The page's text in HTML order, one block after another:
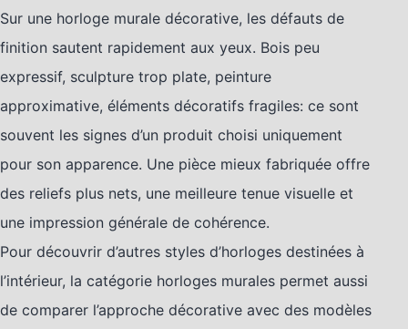
Sur une horloge murale décorative, les défauts de
finition sautent rapidement aux yeux. Bois peu
expressif, sculpture trop plate, peinture
approximative, éléments décoratifs fragiles: ce sont
souvent les signes d’un produit choisi uniquement
pour son apparence. Une pièce mieux fabriquée offre
des reliefs plus nets, une meilleure tenue visuelle et
une impression générale de cohérence.
Pour découvrir d’autres styles d’horloges destinées à
l’intérieur, la catégorie horloges murales permet aussi
de comparer l’approche décorative avec des modèles